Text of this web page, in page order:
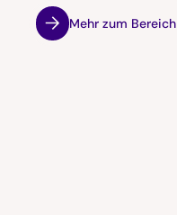
Mehr zum Bereich